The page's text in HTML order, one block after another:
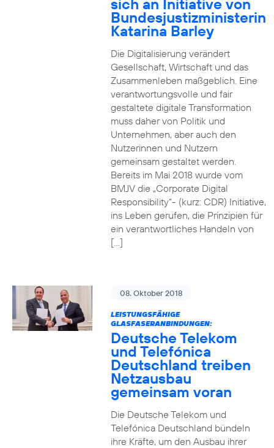
sich an Initiative von
Bundesjustizministerin
Katarina Barley
Die Digitalisierung verändert
Gesellschaft, Wirtschaft und das
Zusammenleben maßgeblich. Eine
verantwortungsvolle und fair
gestaltete digitale Transformation
muss daher von Politik und
Unternehmen, aber auch den
Nutzerinnen und Nutzern
gemeinsam gestaltet werden.
Bereits im Mai 2018 wurde vom
BMJV die „Corporate Digital
Responsibility“- (kurz: CDR) Initiative,
ins Leben gerufen, die Prinzipien für
ein verantwortliches Handeln von
[…]
08. Oktober 2018
LEISTUNGSFÄHIGE
GLASFASERANBINDUNGEN:
Deutsche Telekom
und Telefónica
Deutschland treiben
Netzausbau
gemeinsam voran
Die Deutsche Telekom und
Telefónica Deutschland bündeln
ihre Kräfte, um den Ausbau ihrer